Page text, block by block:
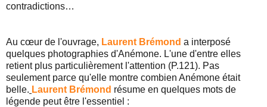
contradictions…
Au cœur de l'ouvrage, Laurent Brémond a interposé
quelques photographies d'Anémone. L'une d'entre elles
retient plus particulièrement l'attention (P.121). Pas
seulement parce qu'elle montre combien Anémone était
belle. Laurent Brémond résume en quelques mots de
légende peut être l'essentiel :